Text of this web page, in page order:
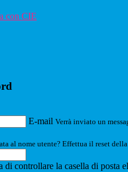
con CIE
E-mail Verrà inviato un
al nome utente? Effettua il reset
di controllare la casella di posta